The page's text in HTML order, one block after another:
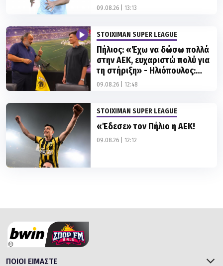
09.08.26 | 13:13
STOIXIMAN SUPER LEAGUE
Πήλιος: «Έχω να δώσω πολλά
στην ΑΕΚ, ευχαριστώ πολύ για
τη στήριξη» - Ηλιόπουλος:
«Αυτό είναι για όσους σε
09.08.26 | 12:48
STOIXIMAN SUPER LEAGUE
«Έδεσε» τον Πήλιο η ΑΕΚ!
09.08.26 | 12:12
ΠΟΙΟΙ ΕΙΜΑΣΤΕ